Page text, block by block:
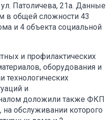
Патоличева, 21а. Данные
в общей сложности 43
и 4 объекта социальной
и профилактических
оборудования и
технологических
и
доложили также ФКП
обслуживании которого